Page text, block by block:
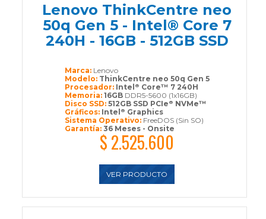
Lenovo ThinkCentre neo
50q Gen 5 - Intel® Core 7
240H - 16GB - 512GB SSD
$ 2.525.600
VER PRODUCTO
Marca: Lenovo
Modelo: ThinkCentre neo 50q Gen 5
Procesador: Intel ® Core™ 7 240H
Memoria: 16GBDDR5-5600 (1x16GB)
Disco SSD: 512GB SSD PCIe ® NVMe™
Gráficos: Intel ® Graphics
Sistema Operativo: FreeDOS (Sin SO)
Garantía: 36 Meses - Onsite